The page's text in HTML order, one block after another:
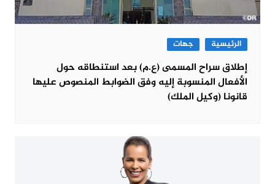
الرئيسية جهات
إطلاق سراح المسمى (ع.م) بعد استنطاقه حول
الأفعال المنسوبة إليه وفق الضوابط المنصوص عليها
قانونا (وكيل الملك)